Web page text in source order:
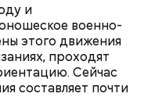
и
военно-
этого движения
проходят
Сейчас
составляет почти
не для всех дыня
ее стоит
Москва»
диетолога
есть эту ягоду